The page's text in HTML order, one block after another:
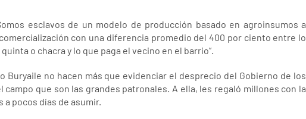
esclavos de un modelo de producción basado en agroinsumos a
con una diferencia promedio del 400 por ciento entre lo
o chacra y lo que paga el vecino en el barrio”.
Buryaile no hacen más que evidenciar el desprecio del Gobierno de los
campo que son las grandes patronales. A ella, les regaló millones con la
pocos días de asumir.